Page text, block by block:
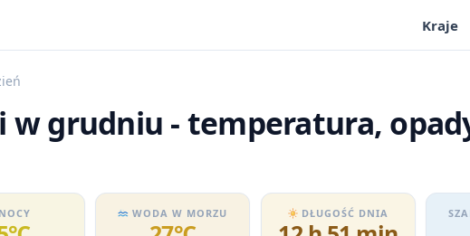
Kraje
w grudniu - temperatura,
WODA W MORZU DŁUGOŚĆ DNIA